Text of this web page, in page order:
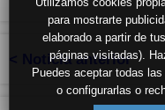
para mostrarte
elaborado a partir de
páginas visitadas).
Puedes aceptar todas
o configurarlas o
< Noticia anterior